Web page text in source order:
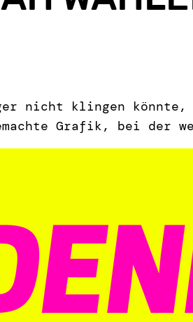
nicht klingen könnte,
Grafik, bei der